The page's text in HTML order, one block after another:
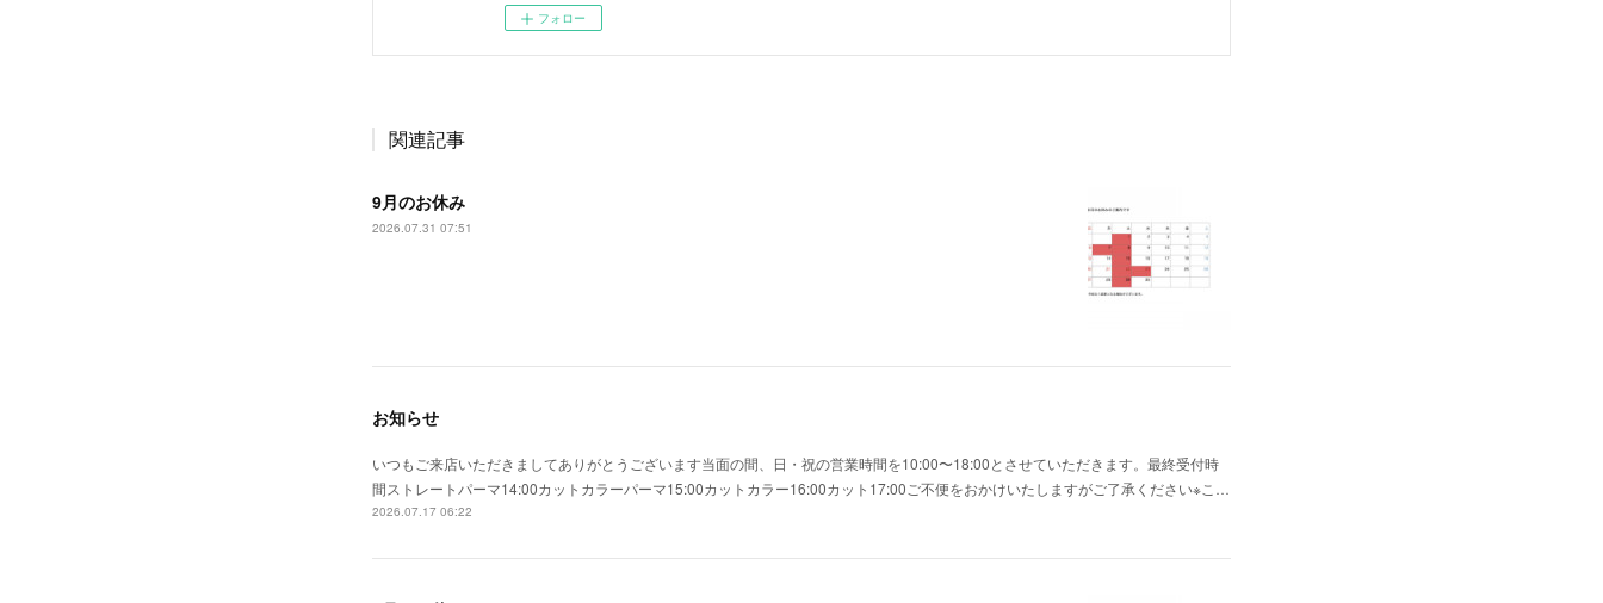
フォロー
関連記事
9月のお休み
2026.07.31 07:51
お知らせ
いつもご来店いただきましてありがとうございます当面の間、日・祝の営業時間を10:00〜18:00とさせていただきます。最終受付時
間ストレートパーマ14:00カットカラーパーマ15:00カットカラー16:00カット17:00ご不便をおかけいたしますがご了承ください※こ…
2026.07.17 06:22